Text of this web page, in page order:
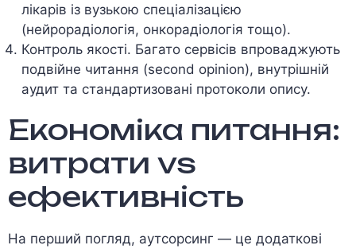
лікарів із вузькою спеціалізацією
(нейрорадіологія, онкорадіологія тощо).
Контроль якості. Багато сервісів впроваджують
подвійне читання (second opinion), внутрішній
аудит та стандартизовані протоколи опису.
Економіка питання:
витрати vs
ефективність
На перший погляд, аутсорсинг — це додаткові